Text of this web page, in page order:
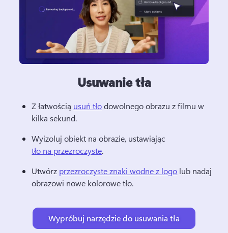
Usuwanie tła
Z łatwością usuń tło dowolnego obrazu z filmu w
kilka sekund.
Wyizoluj obiekt na obrazie, ustawiając
tło na przezroczyste.
Utwórz przezroczyste znaki wodne z logo lub nadaj
obrazowi nowe kolorowe tło.
Wypróbuj narzędzie do usuwania tła